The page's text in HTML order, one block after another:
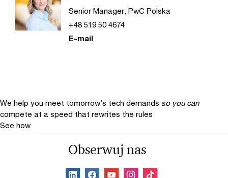
Senior Manager, PwC Polska
+48 519 50 4674
E-mail
We help you meet tomorrow’s tech demands so you can
compete at a speed that rewrites the rules
See how
Obserwuj nas